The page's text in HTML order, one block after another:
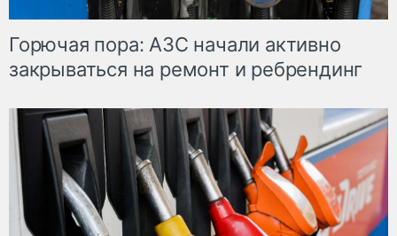
Горючая пора: АЗС начали активно
закрываться на ремонт и ребрендинг